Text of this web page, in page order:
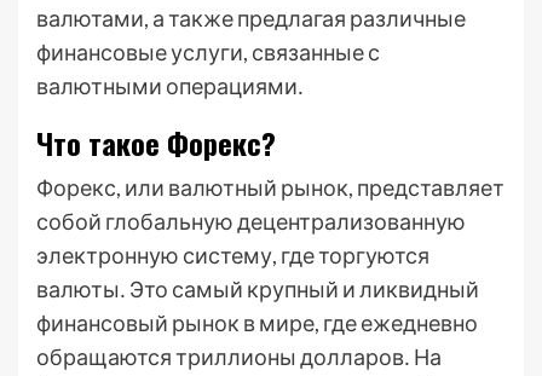
валютами, а также предлагая различные
финансовые услуги, связанные с
валютными операциями․
Что такое Форекс?
Форекс, или валютный рынок, представляет
собой глобальную децентрализованную
электронную систему, где торгуются
валюты․ Это самый крупный и ликвидный
финансовый рынок в мире, где ежедневно
обращаются триллионы долларов․ На